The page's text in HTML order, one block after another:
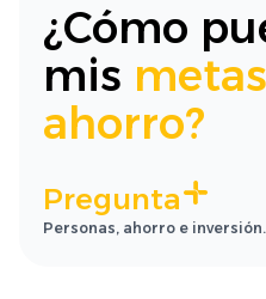
¿Cómo
mis
ahorro?
Pregunta
Personas, ahorro e inversión.